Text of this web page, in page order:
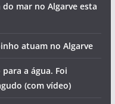
mar no Algarve esta
atuam no Algarve
a água. Foi
(com vídeo)